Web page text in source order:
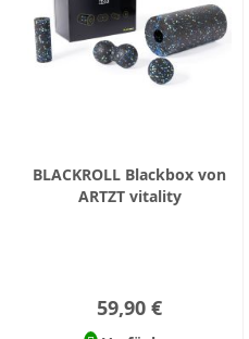
BLACKROLL Blackbox von
ARTZT vitality
59,90 €